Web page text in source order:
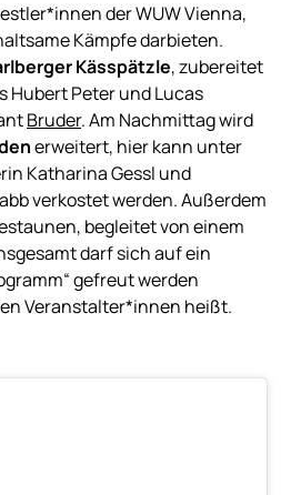
der WUW Vienna,
Kämpfe darbieten.
Kässpätzle, zubereitet
Hubert Peter und Lucas
Bruder. Am Nachmittag wird
erweitert, hier kann unter
Katharina Gessl und
verkostet werden. Außerdem
begleitet von einem
darf sich auf ein
gefreut werden
Veranstalter*innen heißt.